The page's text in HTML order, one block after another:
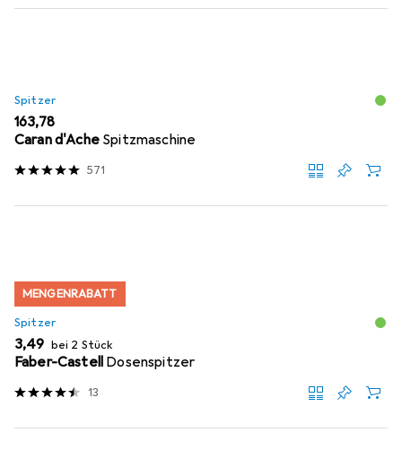
Spitzer
EUR
163,78
Caran d'Ache Spitzmaschine
571
MENGENRABATT
Spitzer
EUR
3,49 bei 2 Stück
Faber-Castell Dosenspitzer
13